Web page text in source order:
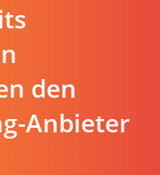
den
Anbieter